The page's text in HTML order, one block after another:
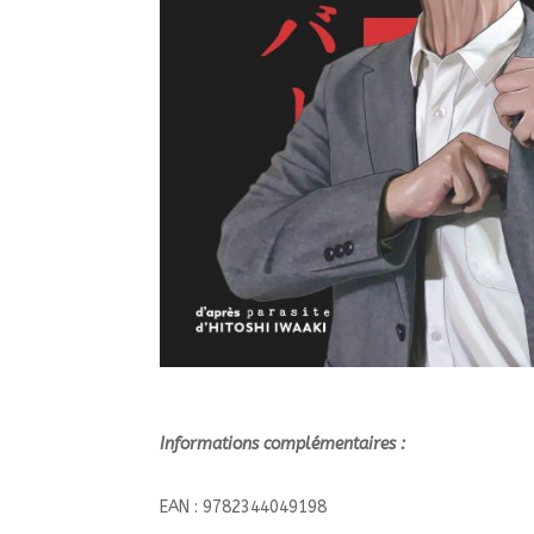
Informations complémentaires :
EAN : 9782344049198